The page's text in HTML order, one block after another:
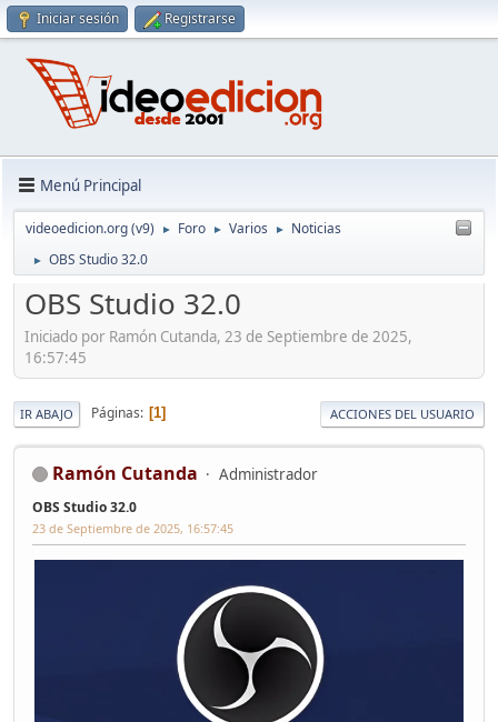
Iniciar sesión Registrarse
Menú Principal
videoedicion.org (v9) ► Foro ► Varios ► Noticias
► OBS Studio 32.0
OBS Studio 32.0
Iniciado por Ramón Cutanda, 23 de Septiembre de 2025,
16:57:45
IR ABAJO Páginas 1 ACCIONES DEL USUARIO
Ramón Cutanda Administrador
OBS Studio 32.0
23 de Septiembre de 2025, 16:57:45